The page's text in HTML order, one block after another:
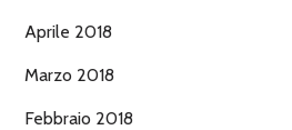
Aprile 2018
Marzo 2018
Febbraio 2018